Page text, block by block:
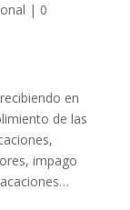
| 0
en
de las
impago